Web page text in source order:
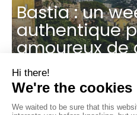
Bastia : un
authentique
amoureux de
nature Corse